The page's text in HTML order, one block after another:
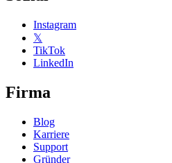
Instagram
𝕏
TikTok
LinkedIn
Firma
Blog
Karriere
Support
Gründer